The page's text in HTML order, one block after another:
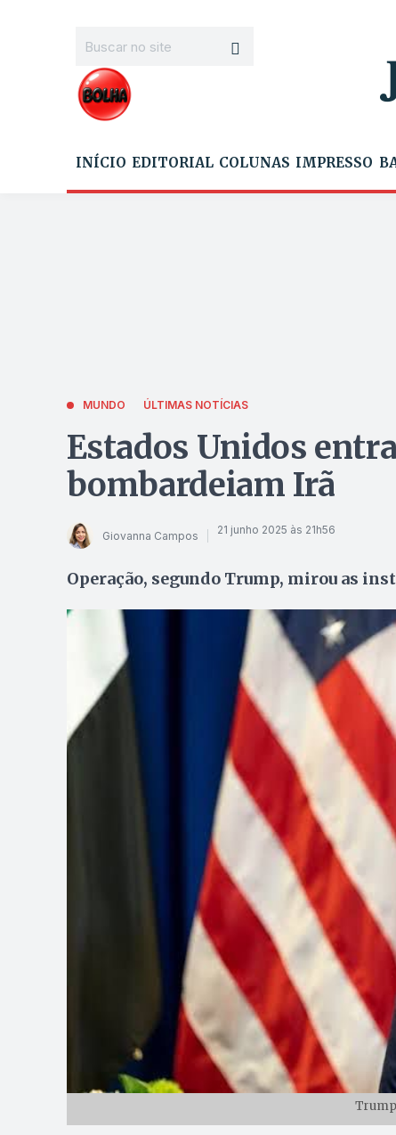
INÍCIO EDITORIAL COLUNAS IMPRESSO
MUNDO ÚLTIMAS NOTÍCIAS
Estados Unidos
bombardeiam Irã
Giovanna Campos 21 junho 2025 às 21h56
Operação, segundo Trump, mirou as